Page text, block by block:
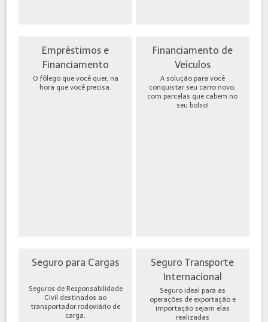
Empréstimos e
Financiamento
O fôlego que você quer, na
hora que você precisa.
Financiamento de
Veículos
A solução para você
conquistar seu carro novo,
com parcelas que cabem no
seu bolso!
Seguro para Cargas
Seguros de Responsabilidade
Civil destinados ao
transportador rodoviário de
carga.
Seguro Transporte
Internacional
Seguro ideal para as
operações de exportação e
importação sejam elas
realizadas